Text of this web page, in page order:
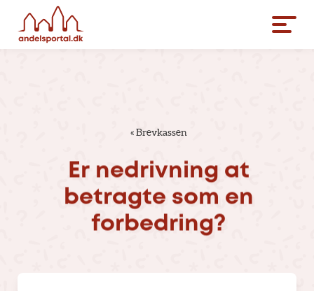
«Brevkassen
Er nedrivning at
betragte som en
forbedring?